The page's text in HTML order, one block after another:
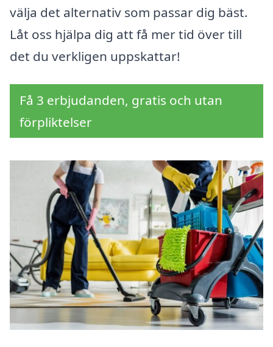
välja det alternativ som passar dig bäst.
Låt oss hjälpa dig att få mer tid över till
det du verkligen uppskattar!
Få 3 erbjudanden, gratis och utan
förpliktelser